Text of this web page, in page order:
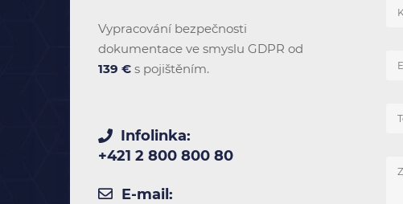
Vypracování bezpečnosti
dokumentace ve smyslu GDPR od
139 € s pojištěním.
Infolinka:
+421 2 800 800 80
E-mail: